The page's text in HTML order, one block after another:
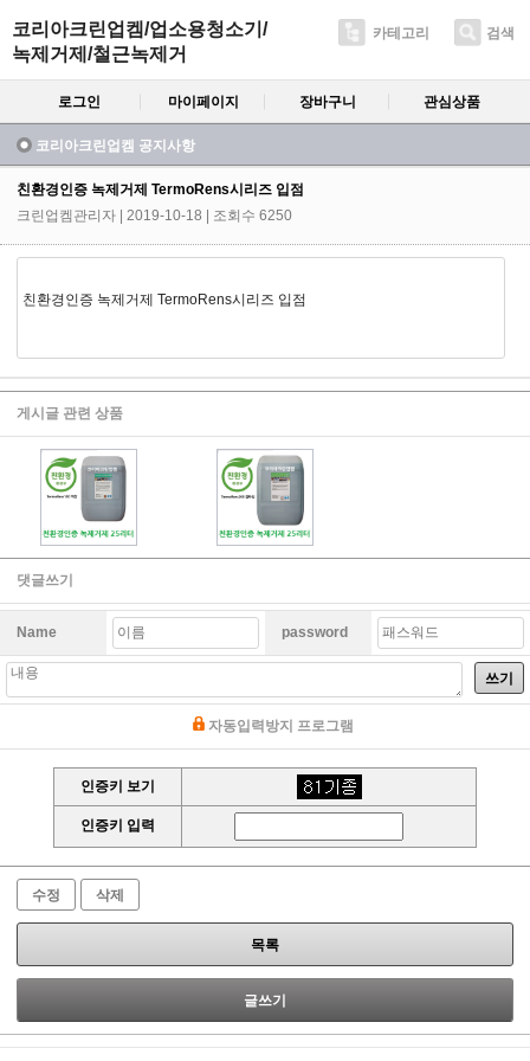
코리아크린업켐/업소용청소기/
녹제거제/철근녹제거
카테고리 검색
로그인 마이페이지 장바구니 관심상품
코리아크린업켐 공지사항
친환경인증 녹제거제 TermoRens시리즈 입점
크린업켐관리자 | 2019-10-18 | 조회수 6250
친환경인증 녹제거제 TermoRens시리즈 입점
게시글 관련 상품
댓글쓰기
Name password
쓰기
자동입력방지 프로그램
인증키 보기
인증키 입력
수정 삭제
목록
글쓰기